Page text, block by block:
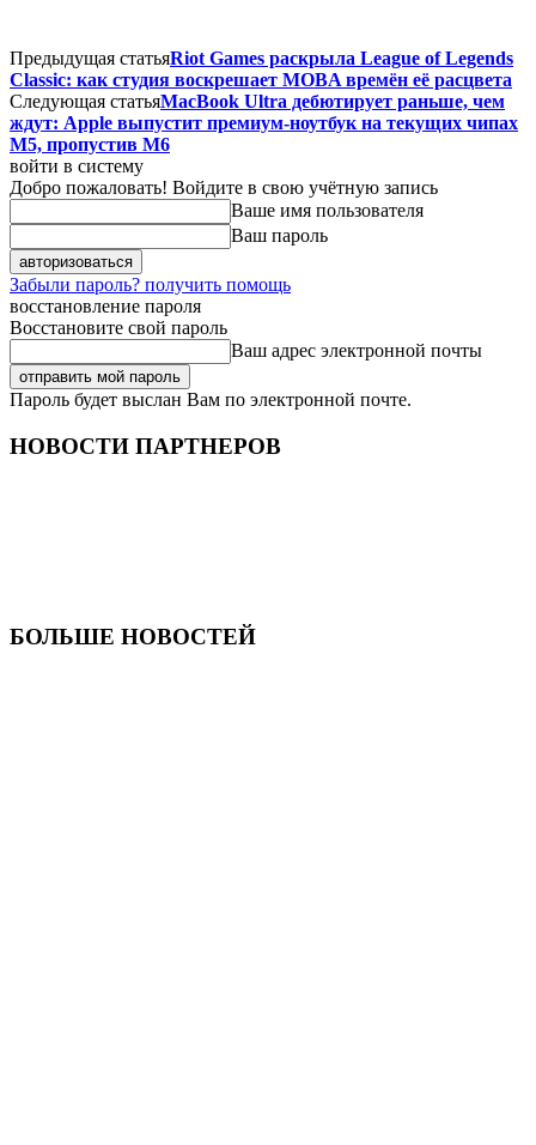
Предыдущая статьяRiot Games раскрыла League of Legends
Classic: как студия воскрешает MOBA времён её расцвета
Следующая статьяMacBook Ultra дебютирует раньше, чем
ждут: Apple выпустит премиум-ноутбук на текущих чипах
M5, пропустив M6
войти в систему
Добро пожаловать! Войдите в свою учётную запись
Ваше имя пользователя
Ваш пароль
Забыли пароль? получить помощь
восстановление пароля
Восстановите свой пароль
Ваш адрес электронной почты
Пароль будет выслан Вам по электронной почте.
НОВОСТИ ПАРТНЕРОВ
БОЛЬШЕ НОВОСТЕЙ